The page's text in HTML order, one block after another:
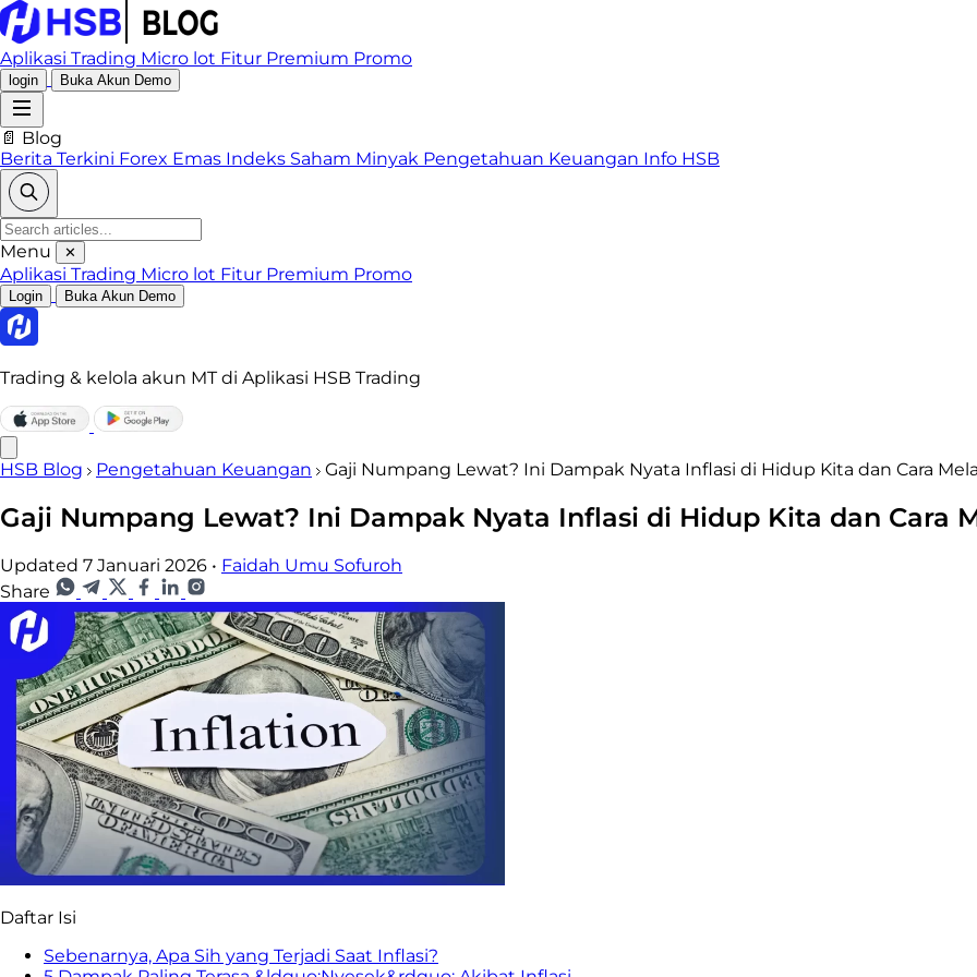
Aplikasi Trading Micro lot Fitur Premium Promo
login Buka Akun Demo
📄 Blog
Berita Terkini Forex Emas Indeks Saham Minyak Pengetahuan Keuangan Info HSB
Menu ✕
Aplikasi Trading Micro lot Fitur Premium Promo
Login Buka Akun Demo
Trading & kelola akun MT di Aplikasi HSB Trading
HSB Blog Pengetahuan Keuangan Gaji Numpang Lewat? Ini Dampak Nyata Inflasi di Hidup Kita dan Cara
Gaji Numpang Lewat? Ini Dampak Nyata Inflasi di Hidup Kita dan Cara
Updated 7 Januari 2026 • Faidah Umu Sofuroh
Share
Daftar Isi
Sebenarnya, Apa Sih yang Terjadi Saat Inflasi?